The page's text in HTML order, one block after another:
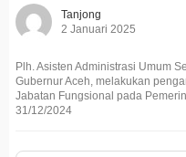
Tanjong
2 Januari 2025
Plh. Asisten Administrasi Umum
Gubernur Aceh, melakukan
Jabatan Fungsional pada
31/12/2024